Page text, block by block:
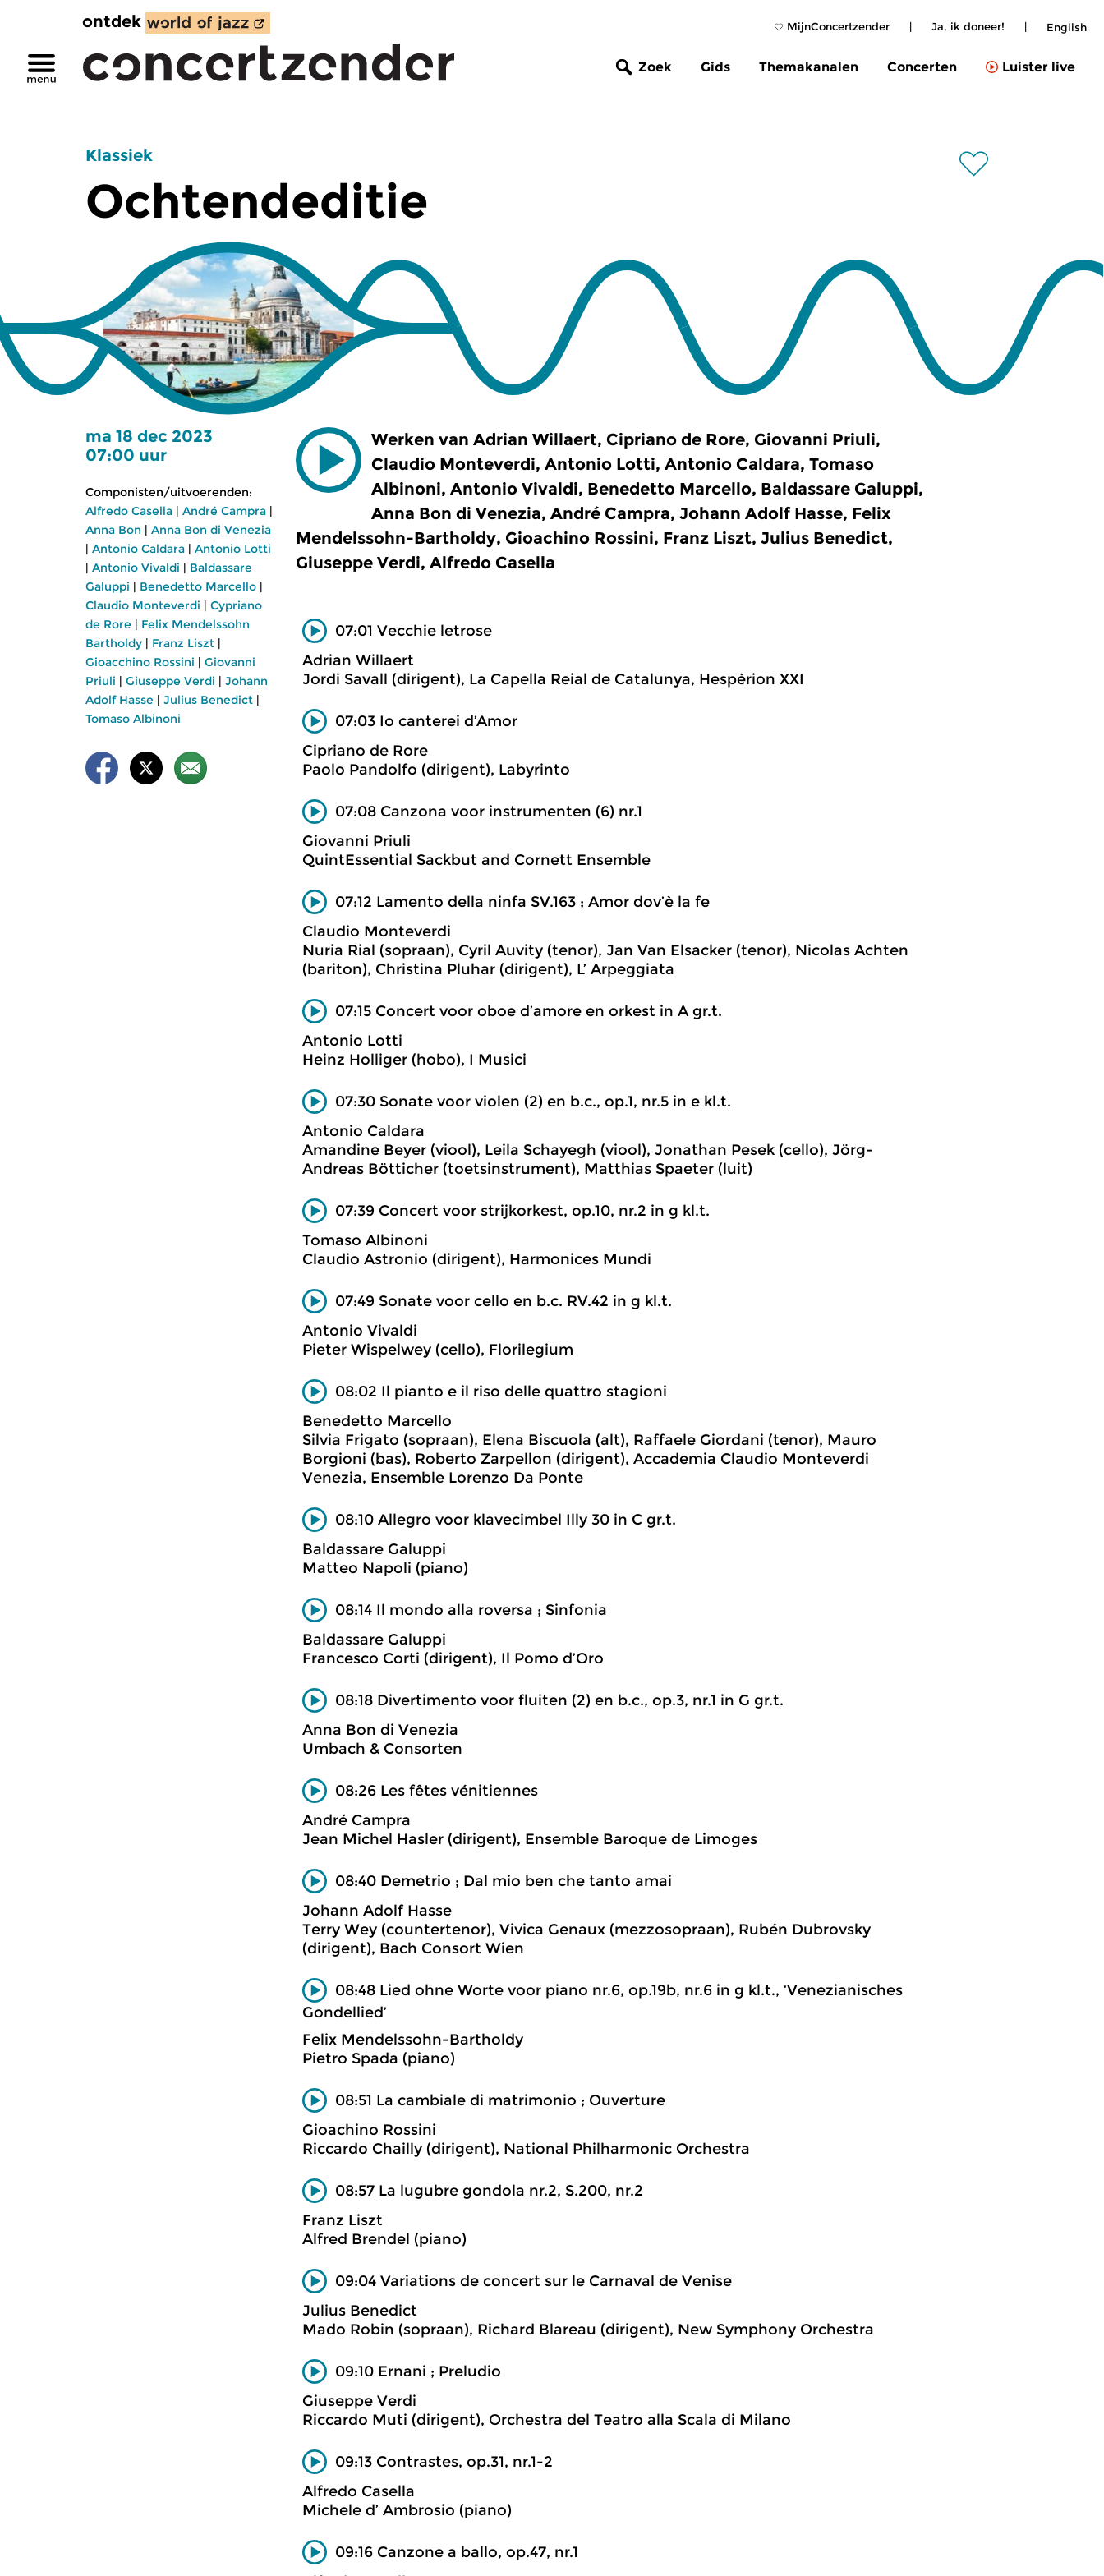
MijnConcertzender | Ja, ik doneer! | English
ontdek
Zoek Gids Themakanalen Concerten Luister live
Klassiek
Ochtendeditie
ma 18 dec 2023
07:00 uur
Componisten/uitvoerenden:
Alfredo Casella | André Campra |
Anna Bon | Anna Bon di Venezia
| Antonio Caldara | Antonio Lotti
| Antonio Vivaldi | Baldassare
Galuppi | Benedetto Marcello |
Claudio Monteverdi | Cypriano
de Rore | Felix Mendelssohn
Bartholdy | Franz Liszt |
Gioacchino Rossini | Giovanni
Priuli | Giuseppe Verdi | Johann
Adolf Hasse | Julius Benedict |
Tomaso Albinoni
Werken van Adrian Willaert, Cipriano de Rore, Giovanni Priuli,
Claudio Monteverdi, Antonio Lotti, Antonio Caldara, Tomaso
Albinoni, Antonio Vivaldi, Benedetto Marcello, Baldassare Galuppi,
Anna Bon di Venezia, André Campra, Johann Adolf Hasse, Felix
Mendelssohn-Bartholdy, Gioachino Rossini, Franz Liszt, Julius Benedict,
Giuseppe Verdi, Alfredo Casella
07:01 Vecchie letrose
Adrian Willaert
Jordi Savall (dirigent), La Capella Reial de Catalunya, Hespèrion XXI
07:03 Io canterei d’Amor
Cipriano de Rore
Paolo Pandolfo (dirigent), Labyrinto
07:08 Canzona voor instrumenten (6) nr.1
Giovanni Priuli
QuintEssential Sackbut and Cornett Ensemble
07:12 Lamento della ninfa SV.163 ; Amor dov’è la fe
Claudio Monteverdi
Nuria Rial (sopraan), Cyril Auvity (tenor), Jan Van Elsacker (tenor), Nicolas Achten
(bariton), Christina Pluhar (dirigent), L’ Arpeggiata
07:15 Concert voor oboe d’amore en orkest in A gr.t.
Antonio Lotti
Heinz Holliger (hobo), I Musici
07:30 Sonate voor violen (2) en b.c., op.1, nr.5 in e kl.t.
Antonio Caldara
Amandine Beyer (viool), Leila Schayegh (viool), Jonathan Pesek (cello), Jörg-
Andreas Bötticher (toetsinstrument), Matthias Spaeter (luit)
07:39 Concert voor strijkorkest, op.10, nr.2 in g kl.t.
Tomaso Albinoni
Claudio Astronio (dirigent), Harmonices Mundi
07:49 Sonate voor cello en b.c. RV.42 in g kl.t.
Antonio Vivaldi
Pieter Wispelwey (cello), Florilegium
08:02 Il pianto e il riso delle quattro stagioni
Benedetto Marcello
Silvia Frigato (sopraan), Elena Biscuola (alt), Raffaele Giordani (tenor), Mauro
Borgioni (bas), Roberto Zarpellon (dirigent), Accademia Claudio Monteverdi
Venezia, Ensemble Lorenzo Da Ponte
08:10 Allegro voor klavecimbel Illy 30 in C gr.t.
Baldassare Galuppi
Matteo Napoli (piano)
08:14 Il mondo alla roversa ; Sinfonia
Baldassare Galuppi
Francesco Corti (dirigent), Il Pomo d’Oro
08:18 Divertimento voor fluiten (2) en b.c., op.3, nr.1 in G gr.t.
Anna Bon di Venezia
Umbach & Consorten
08:26 Les fêtes vénitiennes
André Campra
Jean Michel Hasler (dirigent), Ensemble Baroque de Limoges
08:40 Demetrio ; Dal mio ben che tanto amai
Johann Adolf Hasse
Terry Wey (countertenor), Vivica Genaux (mezzosopraan), Rubén Dubrovsky
(dirigent), Bach Consort Wien
08:48 Lied ohne Worte voor piano nr.6, op.19b, nr.6 in g kl.t., ‘Venezianisches
Gondellied’
Felix Mendelssohn-Bartholdy
Pietro Spada (piano)
08:51 La cambiale di matrimonio ; Ouverture
Gioachino Rossini
Riccardo Chailly (dirigent), National Philharmonic Orchestra
08:57 La lugubre gondola nr.2, S.200, nr.2
Franz Liszt
Alfred Brendel (piano)
09:04 Variations de concert sur le Carnaval de Venise
Julius Benedict
Mado Robin (sopraan), Richard Blareau (dirigent), New Symphony Orchestra
09:10 Ernani ; Preludio
Giuseppe Verdi
Riccardo Muti (dirigent), Orchestra del Teatro alla Scala di Milano
09:13 Contrastes, op.31, nr.1-2
Alfredo Casella
Michele d’ Ambrosio (piano)
09:16 Canzone a ballo, op.47, nr.1